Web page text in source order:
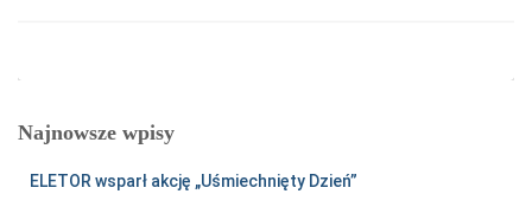
Najnowsze wpisy
ELETOR wsparł akcję „Uśmiechnięty Dzień”